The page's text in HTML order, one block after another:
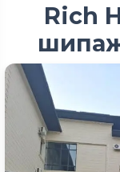
Rich